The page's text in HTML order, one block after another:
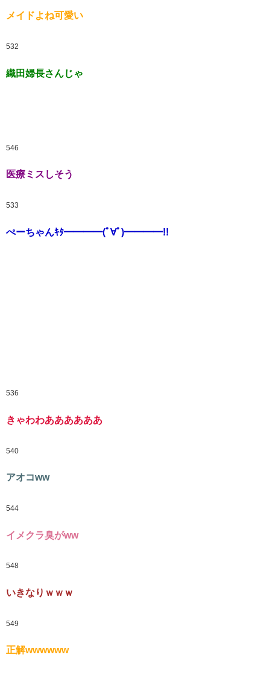
メイドよね可愛い
532
織田婦長さんじゃ
546
医療ミスしそう
533
ぺーちゃんｷﾀ━━━━(ﾟ∀ﾟ)━━━━!!
536
きゃわわああああああ
540
アオコww
544
イメクラ臭がww
548
いきなりｗｗｗ
549
正解wwwwww